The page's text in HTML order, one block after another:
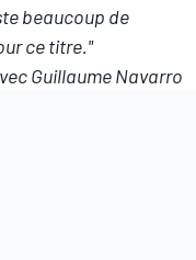
beaucoup de
ce titre."
Guillaume Navarro